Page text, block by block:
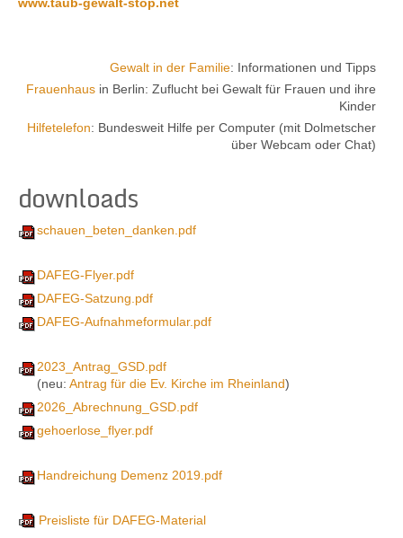
Gewalt in der Familie: Informationen und Tipps
Frauenhaus in Berlin: Zuflucht bei Gewalt für Frauen und ihre
Kinder
Hilfetelefon: Bundesweit Hilfe per Computer (mit Dolmetscher
über Webcam oder Chat)
downloads
schauen_beten_danken.pdf
DAFEG-Flyer.pdf
DAFEG-Satzung.pdf
DAFEG-Aufnahmeformular.pdf
2023_Antrag_GSD.pdf
(neu: Antrag für die Ev. Kirche im Rheinland)
2026_Abrechnung_GSD.pdf
gehoerlose_flyer.pdf
Handreichung Demenz 2019.pdf
Preisliste für DAFEG-Material